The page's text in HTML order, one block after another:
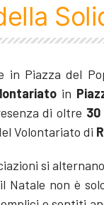
in Piazza del
in
di oltre
Volontariato di
si
non è